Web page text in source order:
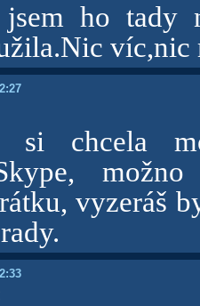
jsem ho tady
víc,nic
si chcela
vyzeráš